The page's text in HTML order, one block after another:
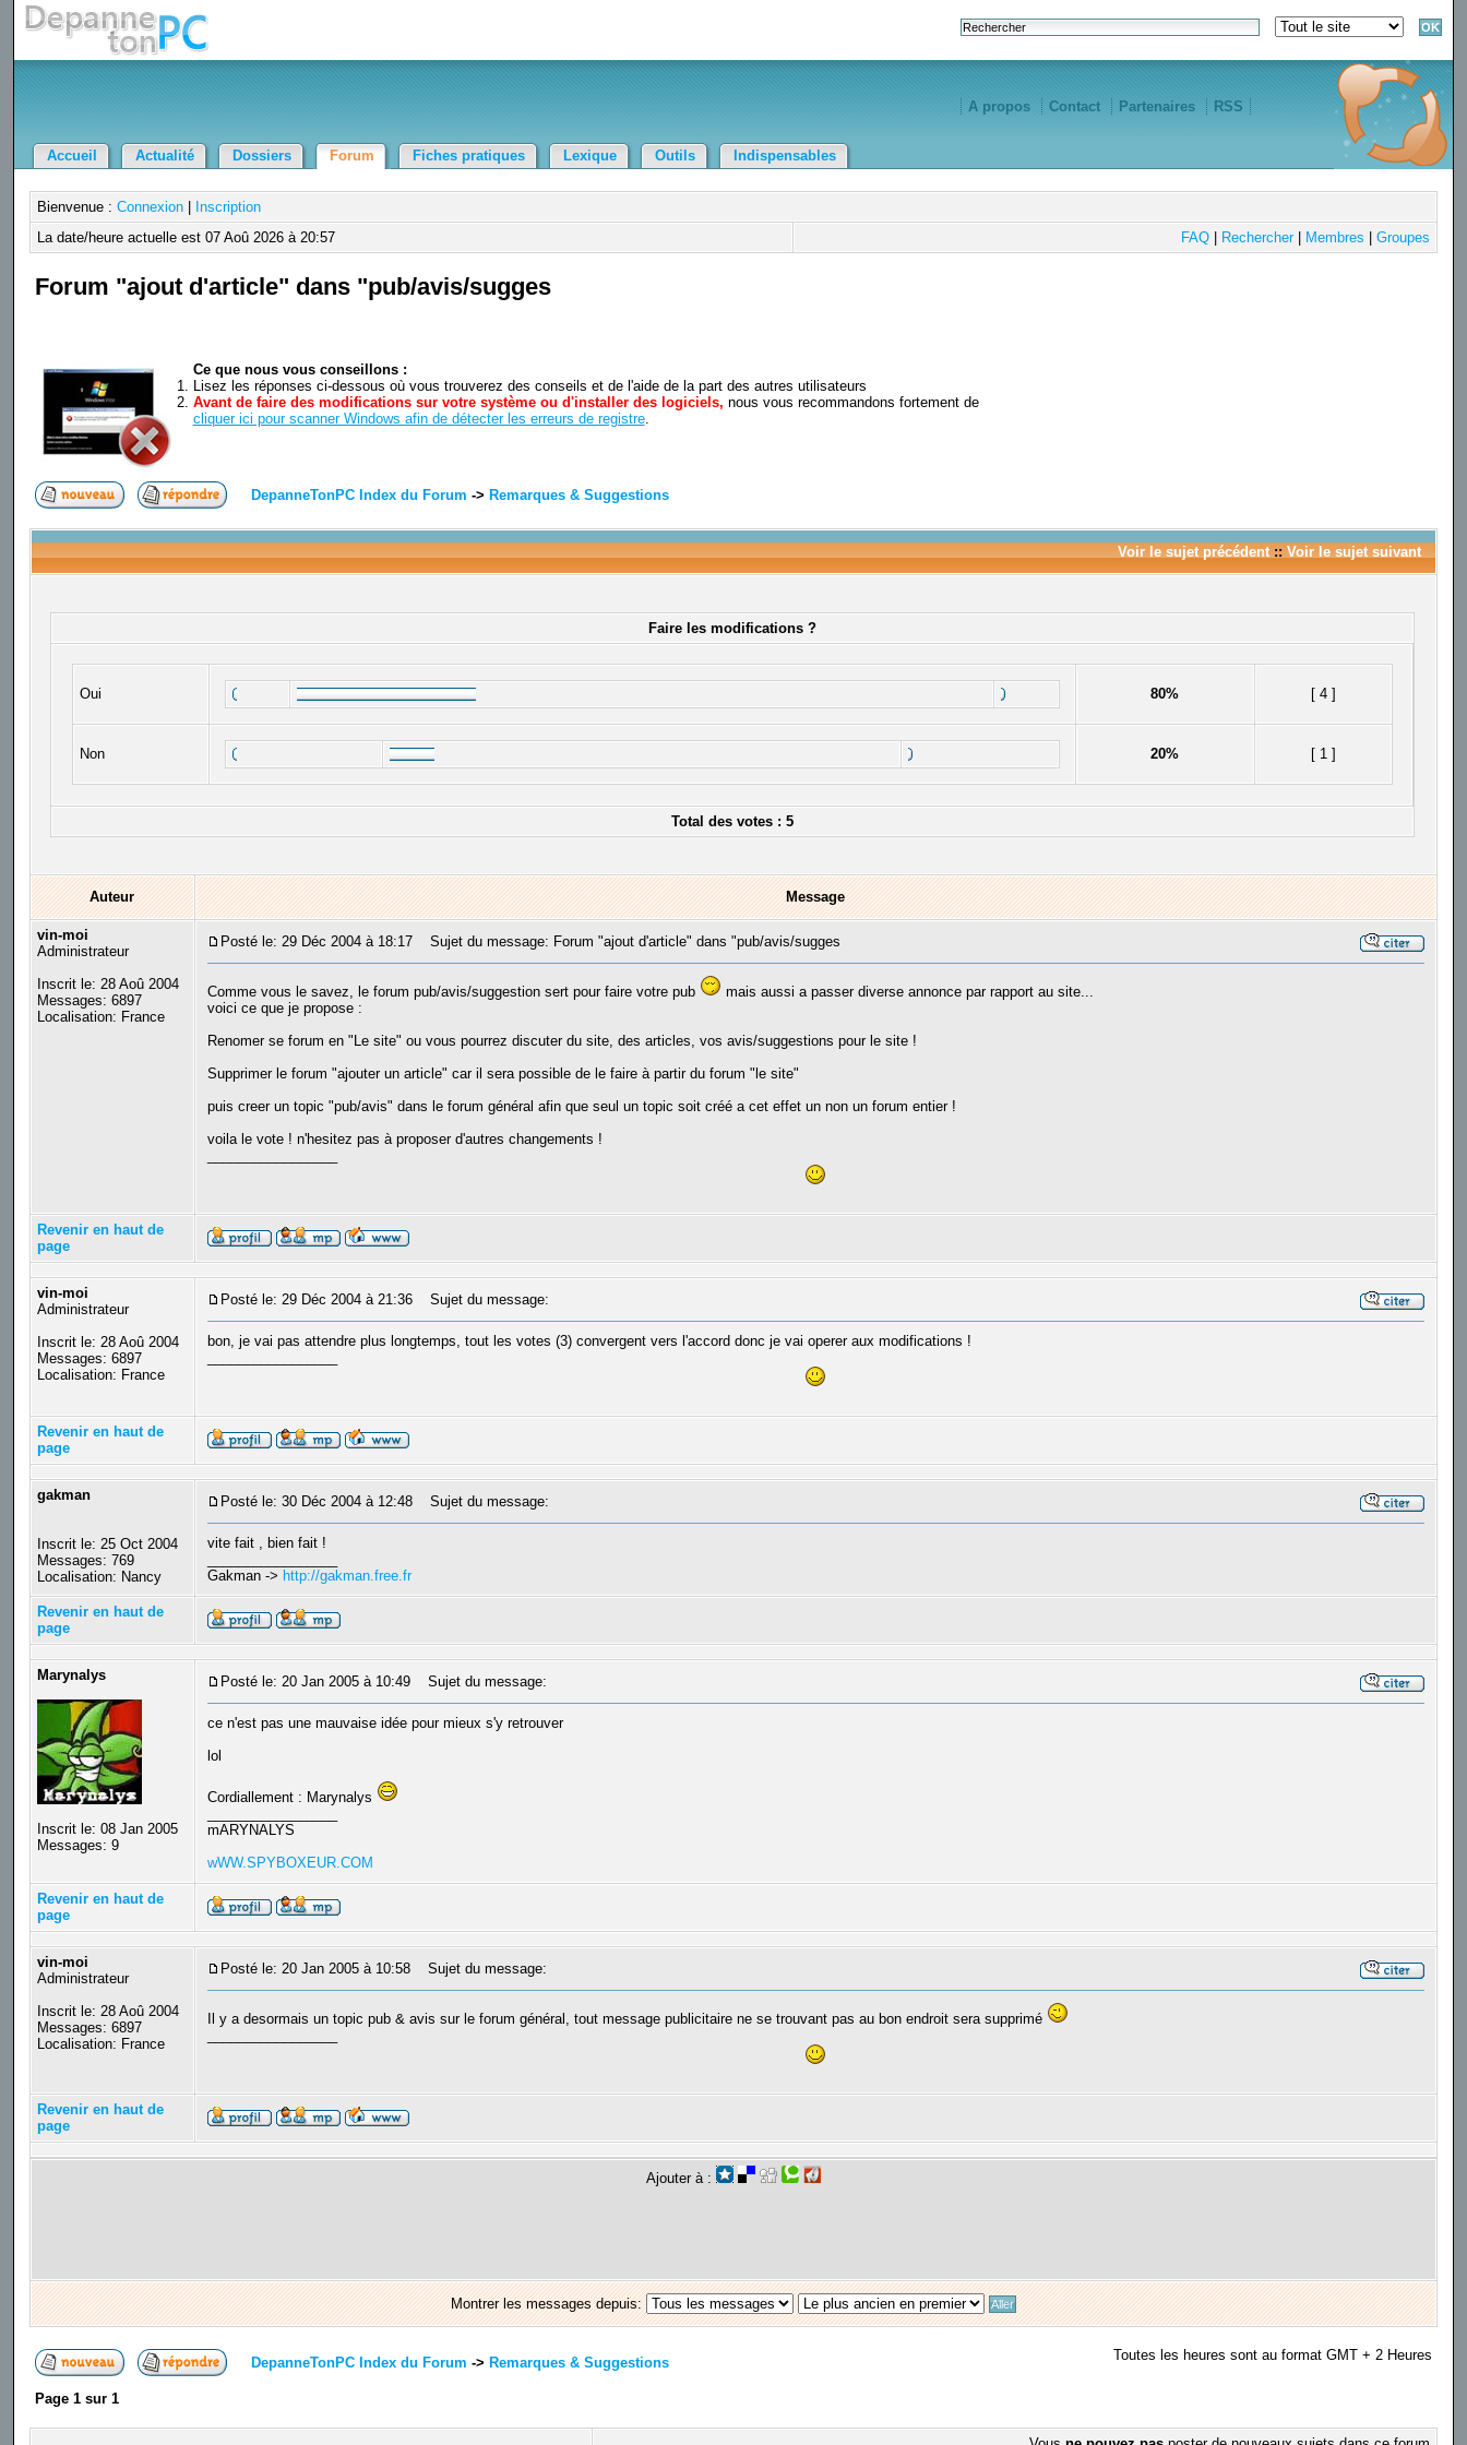
A propos Contact Partenaires RSS
Accueil Actualité Dossiers Forum Fiches pratiques Lexique Outils Indispensables
Bienvenue : Connexion|
Inscription
La date/heure actuelle est 07 Aoû 2026 à 20:57
FAQ| Rechercher| Membres Groupes
Forum "ajout d'article" dans "pub/avis/sugges
Ce que nous vous conseillons :
Lisez les réponses ci-dessous où vous trouverez des conseils et de l'aide de la part des autres utilisateurs
Avant de faire des modifications sur votre système ou d'installer des logiciels, nous vous recommandons fortement de
cliquer ici pour scanner Windows afin de détecter les erreurs de registre.
DepanneTonPC Index du Forum -> Remarques & Suggestions
Voir le sujet précédent:: Voir le sujet suivant
Faire les modifications ?
Oui 80% [ 4 ]
Non 20% [ 1 ]
Total des votes : 5
Auteur Message
vin-moi
Administrateur
Inscrit le: 28 Aoû 2004
Messages: 6897
Localisation: France
Posté le: 29 Déc 2004 à 18:17 Sujet du message: Forum "ajout d'article" dans "pub/avis/sugges
Comme vous le savez, le forum pub/avis/suggestion sert pour faire votre pub
mais aussi a passer diverse annonce par rapport au site...
voici ce que je propose :
Renomer se forum en "Le site" ou vous pourrez discuter du site, des articles, vos avis/suggestions pour le site !
Supprimer le forum "ajouter un article" car il sera possible de le faire à partir du forum "le site"
puis creer un topic "pub/avis" dans le forum général afin que seul un topic soit créé a cet effet un non un forum entier !
voila le vote ! n'hesitez pas à proposer d'autres changements !
Revenir en haut de
page
vin-moi
Administrateur
Inscrit le: 28 Aoû 2004
Messages: 6897
Localisation: France
Posté le: 29 Déc 2004 à 21:36 Sujet du message:
bon, je vai pas attendre plus longtemps, tout les votes (3) convergent vers l'accord donc je vai operer aux modifications !
Revenir en haut de
page
gakman
Inscrit le: 25 Oct 2004
Messages: 769
Localisation: Nancy
Posté le: 30 Déc 2004 à 12:48 Sujet du message:
vite fait , bien fait !
Gakman -> http://gakman.free.fr
Revenir en haut de
page
Marynalys
Inscrit le: 08 Jan 2005
Messages: 9
Posté le: 20 Jan 2005 à 10:49 Sujet du message:
ce n'est pas une mauvaise idée pour mieux s'y retrouver
lol
Cordiallement : Marynalys
mARYNALYS
wWW.SPYBOXEUR.COM
Revenir en haut de
page
vin-moi
Administrateur
Inscrit le: 28 Aoû 2004
Messages: 6897
Localisation: France
Posté le: 20 Jan 2005 à 10:58 Sujet du message:
Il y a desormais un topic pub & avis sur le forum général, tout message publicitaire ne se trouvant pas au bon endroit sera supprimé
Revenir en haut de
page
Ajouter à :
Montrer les messages depuis:
DepanneTonPC Index du Forum -> Remarques & Suggestions Toutes les heures sont au format GMT + 2 Heures
Page 1sur 1